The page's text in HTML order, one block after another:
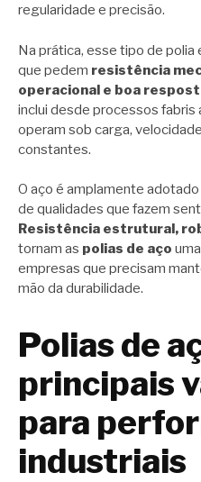
regularidade e precisão.
Na prática, esse tipo de
que pedem resistência
operacional e boa
inclui desde processos
operam sob carga,
constantes.
O aço é amplamente
de qualidades que fazem
Resistência estrutural,
tornam as polias de aço
empresas que precisam
mão da durabilidade.
Polias de
principais
para
industriais